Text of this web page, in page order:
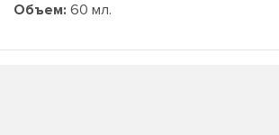
Объем: 60 мл.